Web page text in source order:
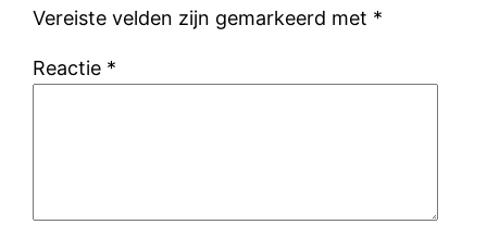
Vereiste velden zijn gemarkeerd met *
Reactie *